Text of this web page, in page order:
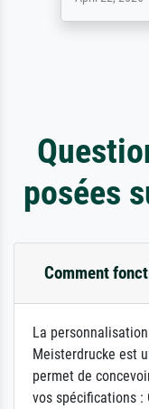
posées
Comment
La
Meisterdrucke est
permet de
vos spécifications :